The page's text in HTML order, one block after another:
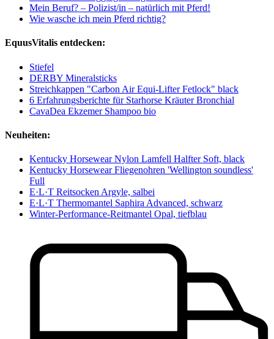
Mein Beruf? – Polizist/in – natürlich mit Pferd!
Wie wasche ich mein Pferd richtig?
EquusVitalis entdecken:
Stiefel
DERBY Mineralsticks
Streichkappen "Carbon Air Equi-Lifter Fetlock" black
6 Erfahrungsberichte für Starhorse Kräuter Bronchial
CavaDea Ekzemer Shampoo bio
Neuheiten:
Kentucky Horsewear Nylon Lamfell Halfter Soft, black
Kentucky Horsewear Fliegenohren 'Wellington soundless'
Full
E·L·T Reitsocken Argyle, salbei
E·L·T Thermomantel Saphira Advanced, schwarz
Winter-Performance-Reitmantel Opal, tiefblau